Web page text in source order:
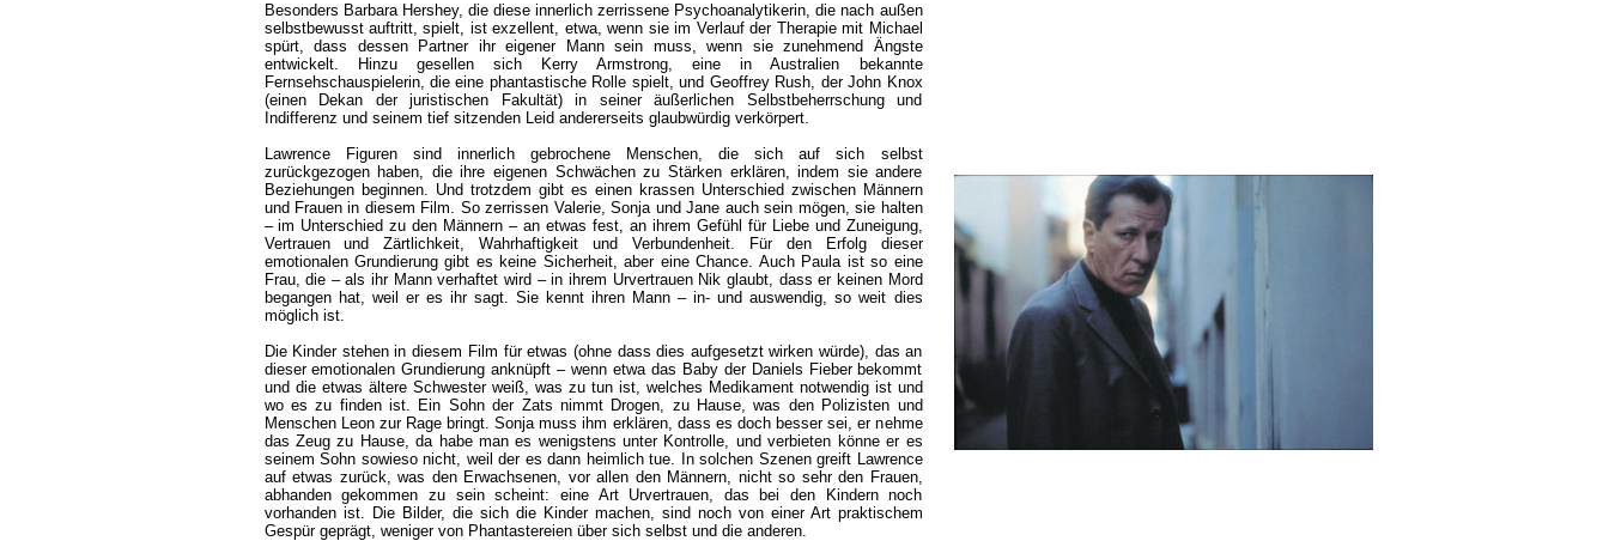
Besonders Barbara Hershey, die diese innerlich zerrissene Psychoanalytikerin, die nach außen
selbstbewusst auftritt, spielt, ist exzellent, etwa, wenn sie im Verlauf der Therapie mit Michael
spürt, dass dessen Partner ihr eigener Mann sein muss, wenn sie zunehmend Ängste
entwickelt. Hinzu gesellen sich Kerry Armstrong, eine in Australien bekannte
Fernsehschauspielerin, die eine phantastische Rolle spielt, und Geoffrey Rush, der John Knox
(einen Dekan der juristischen Fakultät) in seiner äußerlichen Selbstbeherrschung und
Indifferenz und seinem tief sitzenden Leid andererseits glaubwürdig verkörpert.
Lawrence Figuren sind innerlich gebrochene Menschen, die sich auf sich selbst
zurückgezogen haben, die ihre eigenen Schwächen zu Stärken erklären, indem sie andere
Beziehungen beginnen. Und trotzdem gibt es einen krassen Unterschied zwischen Männern
und Frauen in diesem Film. So zerrissen Valerie, Sonja und Jane auch sein mögen, sie halten
– im Unterschied zu den Männern – an etwas fest, an ihrem Gefühl für Liebe und Zuneigung,
Vertrauen und Zärtlichkeit, Wahrhaftigkeit und Verbundenheit. Für den Erfolg dieser
emotionalen Grundierung gibt es keine Sicherheit, aber eine Chance. Auch Paula ist so eine
Frau, die – als ihr Mann verhaftet wird – in ihrem Urvertrauen Nik glaubt, dass er keinen Mord
begangen hat, weil er es ihr sagt. Sie kennt ihren Mann – in- und auswendig, so weit dies
möglich ist.
Die Kinder stehen in diesem Film für etwas (ohne dass dies aufgesetzt wirken würde), das an
dieser emotionalen Grundierung anknüpft – wenn etwa das Baby der Daniels Fieber bekommt
und die etwas ältere Schwester weiß, was zu tun ist, welches Medikament notwendig ist und
wo es zu finden ist. Ein Sohn der Zats nimmt Drogen, zu Hause, was den Polizisten und
Menschen Leon zur Rage bringt. Sonja muss ihm erklären, dass es doch besser sei, er nehme
das Zeug zu Hause, da habe man es wenigstens unter Kontrolle, und verbieten könne er es
seinem Sohn sowieso nicht, weil der es dann heimlich tue. In solchen Szenen greift Lawrence
auf etwas zurück, was den Erwachsenen, vor allen den Männern, nicht so sehr den Frauen,
abhanden gekommen zu sein scheint: eine Art Urvertrauen, das bei den Kindern noch
vorhanden ist. Die Bilder, die sich die Kinder machen, sind noch von einer Art praktischem
Gespür geprägt, weniger von Phantastereien über sich selbst und die anderen.